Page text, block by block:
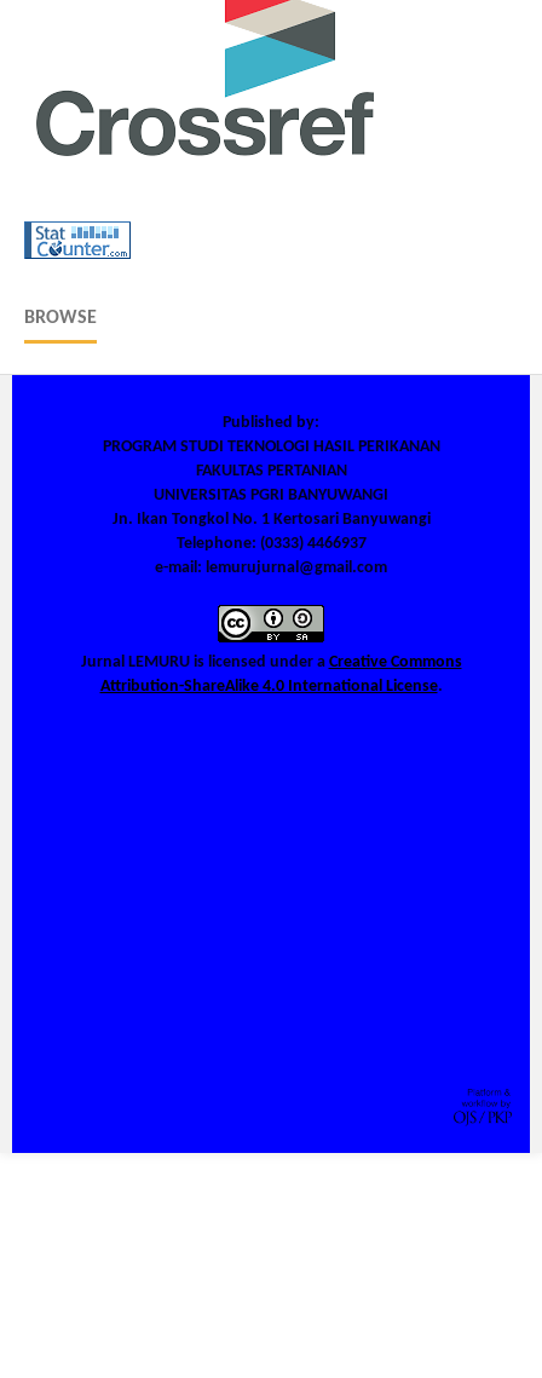
BROWSE
Published by:
PROGRAM STUDI TEKNOLOGI HASIL PERIKANAN
FAKULTAS PERTANIAN
UNIVERSITAS PGRI BANYUWANGI
Jn. Ikan Tongkol No. 1 Kertosari Banyuwangi
Telephone: (0333) 4466937
e-mail: lemurujurnal@gmail.com
Jurnal LEMURU is licensed under a Creative Commons
Attribution-ShareAlike 4.0 International License.